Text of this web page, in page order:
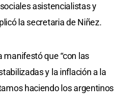
asistencialistas y
la secretaria de Niñez.
que “con las
y la inflación a la
haciendo los argentinos